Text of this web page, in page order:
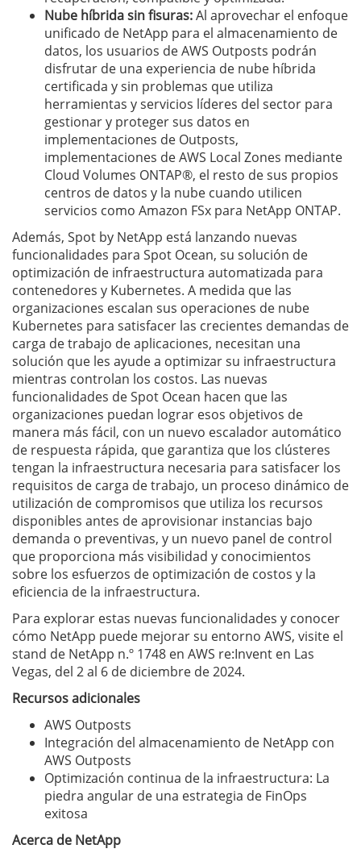
Nube híbrida sin fisuras:Al aprovechar el enfoque
unificado de NetApp para el almacenamiento de
datos, los usuarios de AWS Outposts podrán
disfrutar de una experiencia de nube híbrida
certificada y sin problemas que utiliza
herramientas y servicios líderes del sector para
gestionar y proteger sus datos en
implementaciones de Outposts,
implementaciones de AWS Local Zones mediante
Cloud Volumes ONTAP®, el resto de sus propios
centros de datos y la nube cuando utilicen
servicios como Amazon FSx para NetApp ONTAP.
Además, Spot by NetApp está lanzando nuevas
funcionalidades para Spot Ocean, su solución de
optimización de infraestructura automatizada para
contenedores y Kubernetes. A medida que las
organizaciones escalan sus operaciones de nube
Kubernetes para satisfacer las crecientes demandas de
carga de trabajo de aplicaciones, necesitan una
solución que les ayude a optimizar su infraestructura
mientras controlan los costos. Las nuevas
funcionalidades de Spot Ocean hacen que las
organizaciones puedan lograr esos objetivos de
manera más fácil, con un nuevo escalador automático
de respuesta rápida, que garantiza que los clústeres
tengan la infraestructura necesaria para satisfacer los
requisitos de carga de trabajo, un proceso dinámico de
utilización de compromisos que utiliza los recursos
disponibles antes de aprovisionar instancias bajo
demanda o preventivas, y un nuevo panel de control
que proporciona más visibilidad y conocimientos
sobre los esfuerzos de optimización de costos y la
eficiencia de la infraestructura.
Para explorar estas nuevas funcionalidades y conocer
cómo NetApp puede mejorar su entorno AWS, visite el
stand de NetApp n.º 1748 en AWS re:Invent en Las
Vegas, del 2 al 6 de diciembre de 2024.
Recursos adicionales
AWS Outposts
Integración del almacenamiento de NetApp con
AWS Outposts
Optimización continua de la infraestructura: La
piedra angular de una estrategia de FinOps
exitosa
Acerca de NetApp